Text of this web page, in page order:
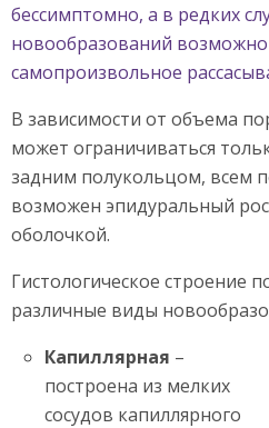
бессимптомно, а в редких
новообразований
самопроизвольное
В зависимости от объема
может ограничиваться
задним полукольцом, всем
возможен эпидуральный
оболочкой.
Гистологическое строение
различные виды
Капиллярная –
построена из мелких
сосудов капиллярного